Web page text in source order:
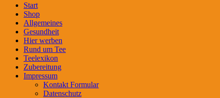
Start
Shop
Allgemeines
Gesundheit
Hier werben
Rund um Tee
Teelexikon
Zubereitung
Impressum
Kontakt Formular
Datenschutz